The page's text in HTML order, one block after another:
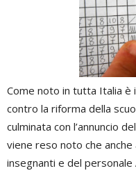
Come noto in tutta Italia è
contro la riforma della
culminata con l’annuncio
viene reso noto che
insegnanti e del